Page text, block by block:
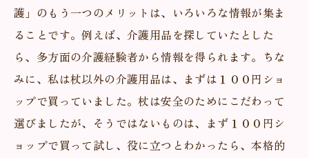
護」のもう一つのメリットは、いろいろな情報が集ま
ることです。例えば、介護用品を探していたとした
ら、多方面の介護経験者から情報を得られます。ちな
みに、私は杖以外の介護用品は、まずは１００円ショ
ップで買っていました。杖は安全のためにこだわって
選びましたが、そうではないものは、まず１００円シ
ョップで買って試し、役に立つとわかったら、本格的